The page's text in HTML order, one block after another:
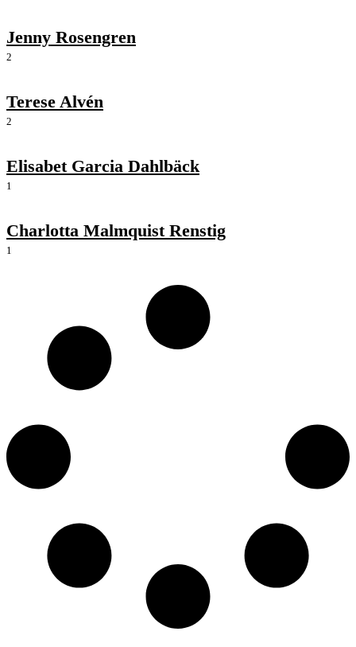
Jenny Rosengren
2
Terese Alvén
2
Elisabet Garcia Dahlbäck
1
Charlotta Malmquist Renstig
1